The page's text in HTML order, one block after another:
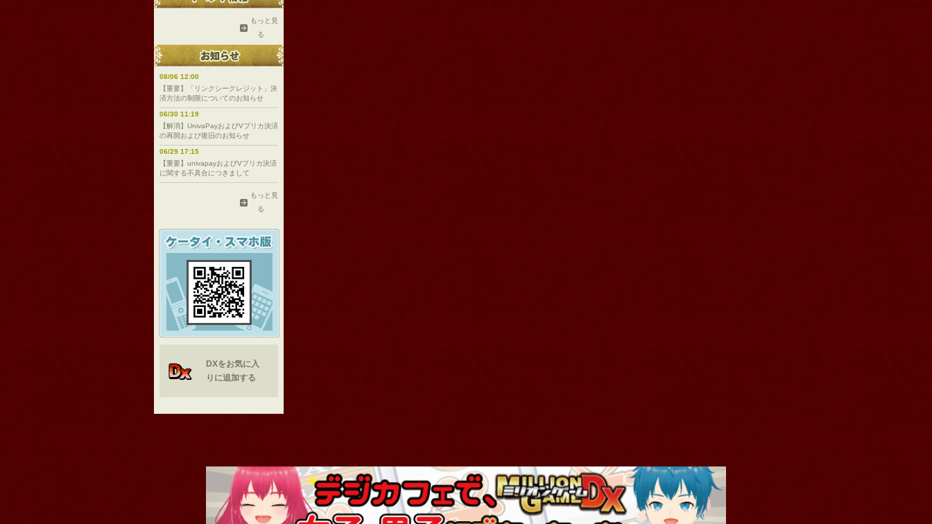
もっと見
る
08/06 12:00
【重要】「リンクシークレジット」決
済方法の制限についてのお知らせ
06/30 11:19
【解消】UnivaPayおよびVプリカ決済
の再開および復旧のお知らせ
06/29 17:15
【重要】univapayおよびVプリカ決済
に関する不具合につきまして
もっと見
る
DXをお気に入
りに追加する